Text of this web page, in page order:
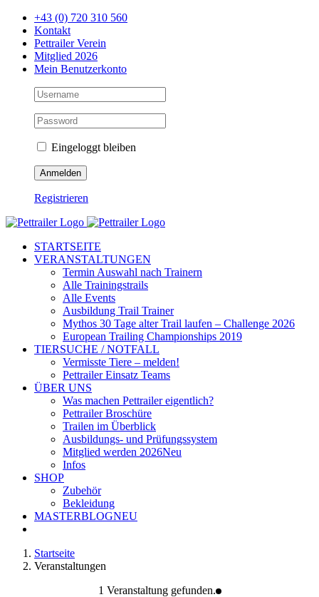
Zum
Inhalt
springen
+43 (0) 720 310 560
Kontakt
Pettrailer Verein
Mitglied 2026
Mein Benutzerkonto
Eingeloggt bleiben
Registrieren
Facebook
X
YouTube
Instagram
STARTSEITE
VERANSTALTUNGEN
Termin Auswahl nach Trainern
Alle Trainingstrails
Alle Events
Ausbildung Trail Trainer
Mythos 30 Tage alter Trail laufen – Challenge 2026
European Trailing Championships 2019
TIERSUCHE / NOTFALL
Vermisste Tiere – melden!
Pettrailer Einsatz Teams
ÜBER UNS
Was machen Pettrailer eigentlich?
Pettrailer Broschüre
Trailen im Überblick
Ausbildungs- und Prüfungssystem
Mitglied werden 2026Neu
Infos
SHOP
Zubehör
Bekleidung
MASTERBLOGNEU
Startseite
Veranstaltungen
1 Veranstaltung gefunden.